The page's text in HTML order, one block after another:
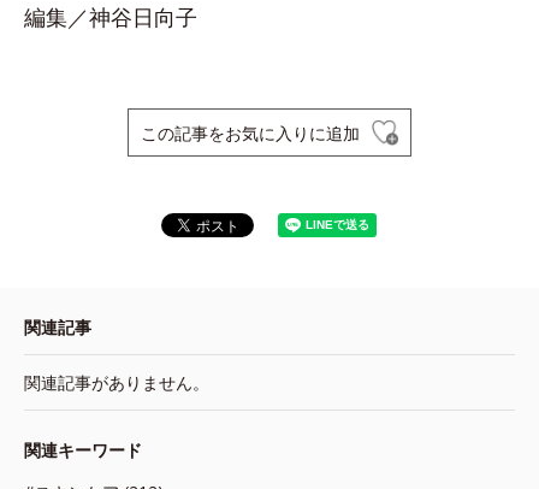
編集／神谷日向子
この記事をお気に入りに追加
関連記事
関連記事がありません。
関連キーワード